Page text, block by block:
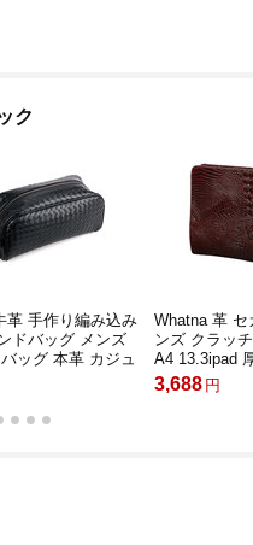
ク
革 手作り編み込み
ドバッグ メンズ
ッグ 本革 カジュ
マル 冠婚葬祭 結
グ紳士用 男性用 黑
Whatna 革
ンズ クラッ
A4 13.3ipad
ーフケース
封筒袋 手持
3,688 円